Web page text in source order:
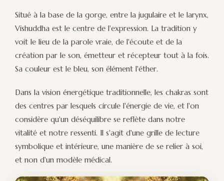
Situé à la base de la gorge, entre la jugulaire et le larynx,
Vishuddha est le centre de l'expression. La tradition y
voit le lieu de la parole vraie, de l'écoute et de la
création par le son, émetteur et récepteur tout à la fois.
Sa couleur est le bleu, son élément l'éther.
Dans la vision énergétique traditionnelle, les chakras sont
des centres par lesquels circule l'énergie de vie, et l'on
considère qu'un déséquilibre se reflète dans notre
vitalité et notre ressenti. Il s'agit d'une grille de lecture
symbolique et intérieure, une manière de se relier à soi,
et non d'un modèle médical.